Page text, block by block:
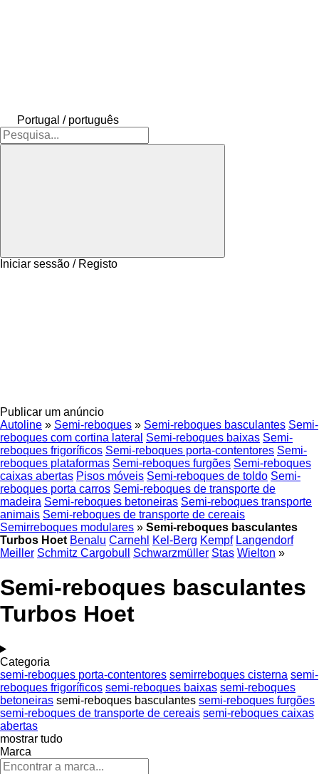
Portugal / português
Iniciar sessão / Registo
Publicar um anúncio
Autoline » Semi-reboques » Semi-reboques basculantes Semi-
reboques com cortina lateral Semi-reboques baixas Semi-
reboques frigoríficos Semi-reboques porta-contentores Semi-
reboques plataformas Semi-reboques furgões Semi-reboques
caixas abertas Pisos móveis Semi-reboques de toldo Semi-
reboques porta carros Semi-reboques de transporte de
madeira Semi-reboques betoneiras Semi-reboques transporte
animais Semi-reboques de transporte de cereais
Semirreboques modulares » Semi-reboques basculantes
Turbos Hoet Benalu Carnehl Kel-Berg Kempf Langendorf
Meiller Schmitz Cargobull Schwarzmüller Stas Wielton »
Semi-reboques basculantes
Turbos Hoet
Categoria
semi-reboques porta-contentores semirreboques cisterna semi-
reboques frigoríficos semi-reboques baixas semi-reboques
betoneiras semi-reboques basculantes semi-reboques furgões
semi-reboques de transporte de cereais semi-reboques caixas
abertas
mostrar tudo
Marca